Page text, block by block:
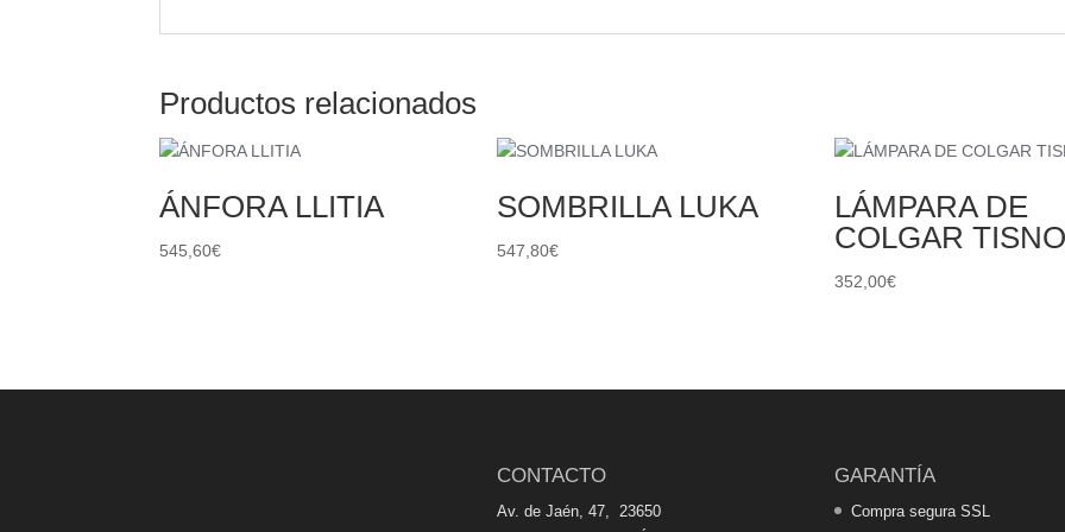
Productos relacionados
ÁNFORA LLITIA
545,60€
SOMBRILLA LUKA
547,80€
LÁMPARA DE
COLGAR TISNO
352,00€
CONTACTO
Av. de Jaén, 47, 23650
GARANTÍA
Compra segura SSL